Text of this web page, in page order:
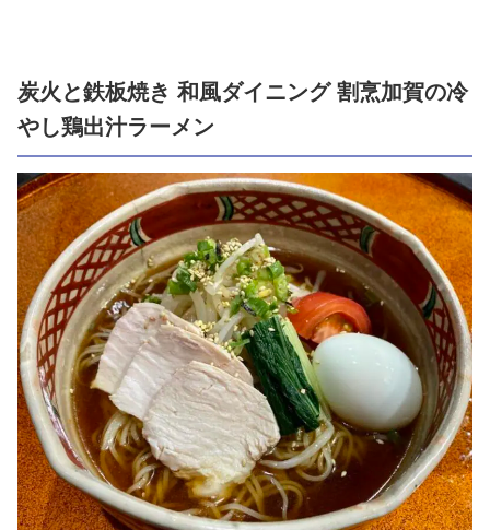
炭火と鉄板焼き 和風ダイニング 割烹加賀の冷
やし鶏出汁ラーメン